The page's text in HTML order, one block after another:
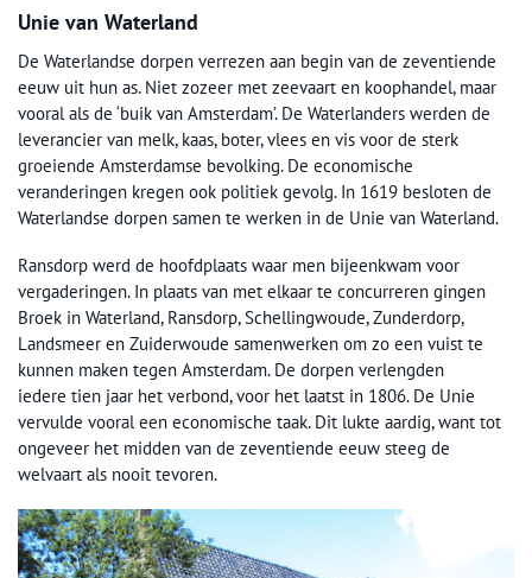
Unie van Waterland
De Waterlandse dorpen verrezen aan begin van de zeventiende
eeuw uit hun as. Niet zozeer met zeevaart en koophandel, maar
vooral als de ‘buik van Amsterdam’. De Waterlanders werden de
leverancier van melk, kaas, boter, vlees en vis voor de sterk
groeiende Amsterdamse bevolking. De economische
veranderingen kregen ook politiek gevolg. In 1619 besloten de
Waterlandse dorpen samen te werken in de Unie van Waterland.
Ransdorp werd de hoofdplaats waar men bijeenkwam voor
vergaderingen. In plaats van met elkaar te concurreren gingen
Broek in Waterland, Ransdorp, Schellingwoude, Zunderdorp,
Landsmeer en Zuiderwoude samenwerken om zo een vuist te
kunnen maken tegen Amsterdam. De dorpen verlengden
iedere tien jaar het verbond, voor het laatst in 1806. De Unie
vervulde vooral een economische taak. Dit lukte aardig, want tot
ongeveer het midden van de zeventiende eeuw steeg de
welvaart als nooit tevoren.